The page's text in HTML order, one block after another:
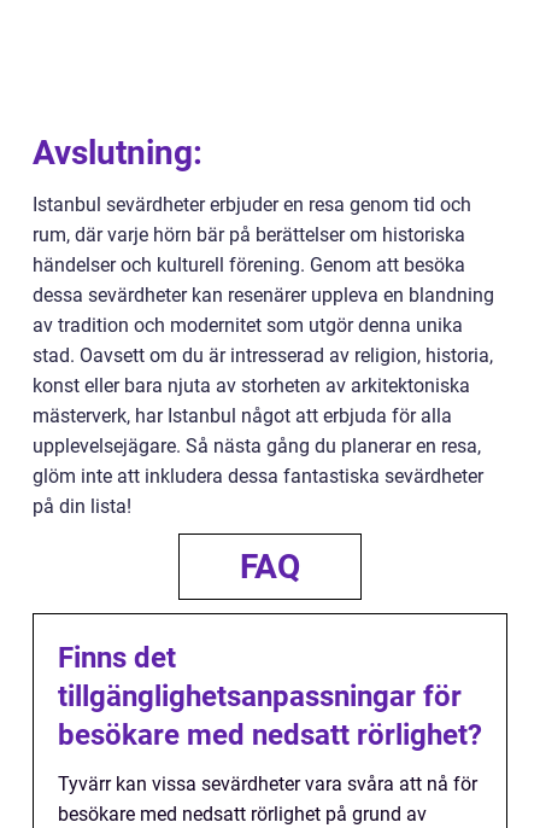
Avslutning:
Istanbul sevärdheter erbjuder en resa genom tid och
rum, där varje hörn bär på berättelser om historiska
händelser och kulturell förening. Genom att besöka
dessa sevärdheter kan resenärer uppleva en blandning
av tradition och modernitet som utgör denna unika
stad. Oavsett om du är intresserad av religion, historia,
konst eller bara njuta av storheten av arkitektoniska
mästerverk, har Istanbul något att erbjuda för alla
upplevelsejägare. Så nästa gång du planerar en resa,
glöm inte att inkludera dessa fantastiska sevärdheter
på din lista!
FAQ
Finns det
tillgänglighetsanpassningar för
besökare med nedsatt rörlighet?
Tyvärr kan vissa sevärdheter vara svåra att nå för
besökare med nedsatt rörlighet på grund av